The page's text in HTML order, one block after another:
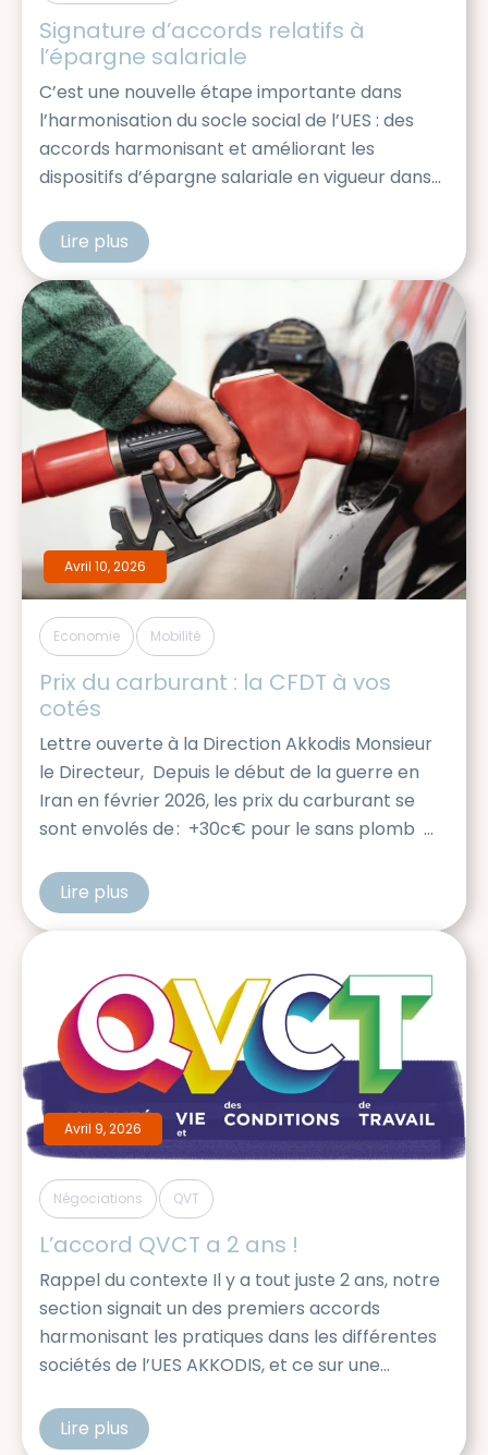
Signature d’accords relatifs à
l’épargne salariale
C’est une nouvelle étape importante dans
l’harmonisation du socle social de l’UES : des
accords harmonisant et améliorant les
dispositifs d’épargne salariale en vigueur dans
viennent de voir le jour, avec la signature de la
CFDT. Ces accords prévoient notamment: De
quoi s’agit-il ?​ Le PEE Le Plan d’Epargne […]
cfdtakkodis
Lire plus
Avril 10, 2026
Economie Mobilité
Prix du carburant : la CFDT à vos
cotés
Lettre ouverte à la Direction Akkodis Monsieur
le Directeur, Depuis le début de la guerre en
Iran en février 2026, les prix du carburant se
sont envolés de : +30c€ pour le sans plomb
augmentation est telle qu’elle impacte
durement l’ensemble de la société française, et
en particulier les salariés Akkodis dont les
activités impliquent une mobilité accrue. […]
cfdtakkodis
Lire plus
Avril 9, 2026
Négociations QVT
L’accord QVCT a 2 ans !
Rappel du contexte Il y a tout juste 2 ans, notre
section signait un des premiers accords
harmonisant les pratiques dans les différentes
sociétés de l’UES AKKODIS, et ce sur une
entre les hommes et femme Lutte contre les
discriminations, le harcèlement, engagement
cfdtakkodis
Lire plus